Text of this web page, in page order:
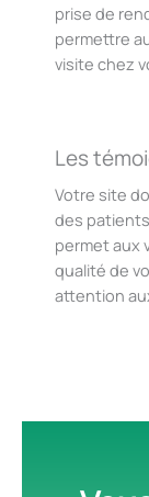
prise de
permettre
visite chez
Les
Votre site
des
permet aux
qualité de
attention